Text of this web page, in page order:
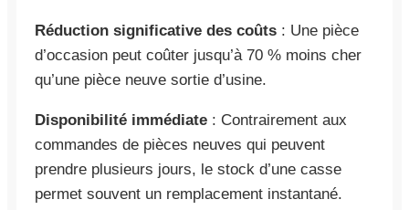
Réduction significative des coûts : Une pièce
d’occasion peut coûter jusqu’à 70 % moins cher
qu’une pièce neuve sortie d’usine.
Disponibilité immédiate : Contrairement aux
commandes de pièces neuves qui peuvent
prendre plusieurs jours, le stock d’une casse
permet souvent un remplacement instantané.